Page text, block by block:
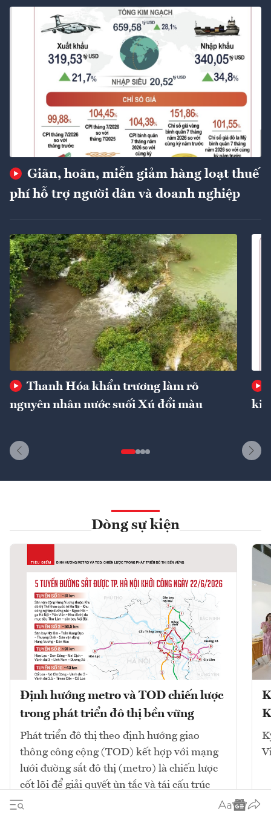
Giãn, hoãn, miễn giảm hàng loạt thuế
phí hỗ trợ người dân và doanh nghiệp
Thanh Hóa khẩn trương làm rõ
nguyên nhân nước suối Xú đổi màu
Dòng sự kiện
Định hướng metro và TOD chiến lược
trong phát triển đô thị bền vững
Phát triển đô thị theo định hướng giao
thông công cộng (TOD) kết hợp với mạng
lưới đường sắt đô thị (metro) là chiến lược
cốt lõi để giải quyết ùn tắc và tái cấu trúc
không gian. Mô hình này tập...